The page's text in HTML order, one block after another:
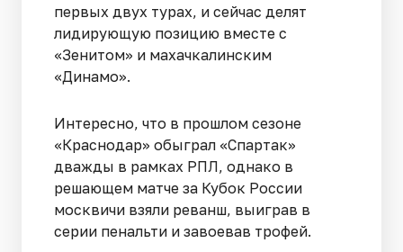
первых двух турах, и сейчас делят
лидирующую позицию вместе с
«Зенитом» и махачкалинским
«Динамо».
Интересно, что в прошлом сезоне
«Краснодар» обыграл «Спартак»
дважды в рамках РПЛ, однако в
решающем матче за Кубок России
москвичи взяли реванш, выиграв в
серии пенальти и завоевав трофей.